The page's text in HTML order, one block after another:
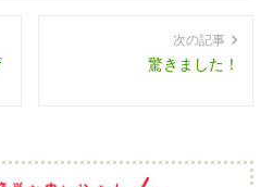
次の記事
驚きました！